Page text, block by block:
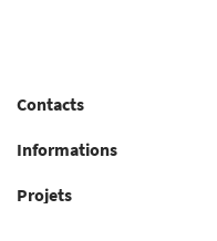
Contacts
+38 (073) 606 74 43
Informations
Conditions générales de
Projets